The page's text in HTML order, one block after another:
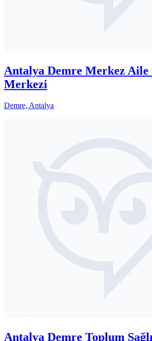
Antalya Demre Merkez Aile
Merkezi
Demre, Antalya
Antalya Demre Toplum